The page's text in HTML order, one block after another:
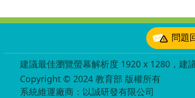
問題
建議最佳瀏覽螢幕解析度 1920 x 1280，建
Copyright © 2024 教育部 版權所有
系統維運廠商：以誠研發有限公司